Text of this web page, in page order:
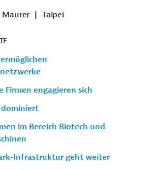
Maurer Taipei
Firmen engagieren sich
im Bereich Biotech und
Infrastruktur geht weiter